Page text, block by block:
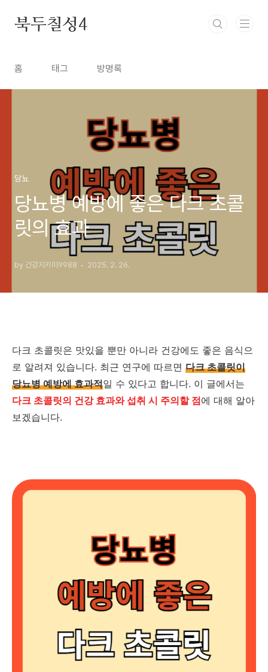
북두칠성4
홈 태그 방명록
당뇨
당뇨병 예방에 좋은 다크 초콜
릿의 효과
by 건강지키미9988 2025. 2. 26.
다크 초콜릿은 맛있을 뿐만 아니라 건강에도 좋은 음식으
로 알려져 있습니다. 최근 연구에 따르면 다크 초콜릿이
당뇨병 예방에 효과적일 수 있다고 합니다. 이 글에서는
다크 초콜릿의 건강 효과와 섭취 시 주의할 점에 대해 알아
보겠습니다.